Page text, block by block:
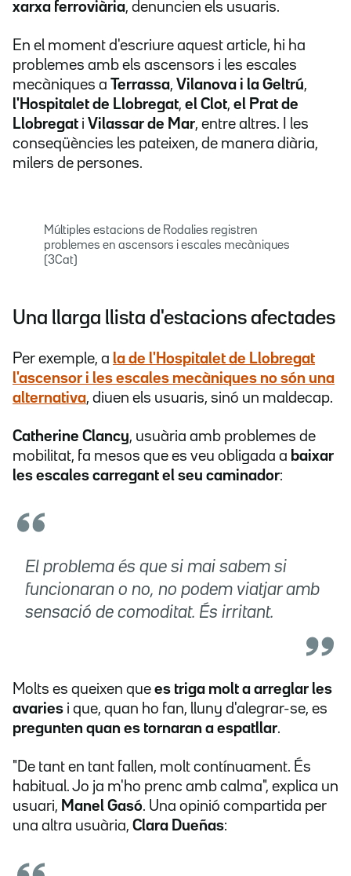
xarxa ferroviària, denuncien els usuaris.
En el moment d'escriure aquest article, hi ha
problemes amb els ascensors i les escales
mecàniques a Terrassa, Vilanova i la Geltrú,
l'Hospitalet de Llobregat, el Clot, el Prat de
Llobregat i Vilassar de Mar, entre altres. I les
conseqüències les pateixen, de manera diària,
milers de persones.
Múltiples estacions de Rodalies registren
problemes en ascensors i escales mecàniques
(3Cat)
Una llarga llista d'estacions afectades
Per exemple, a la de l'Hospitalet de Llobregat
l'ascensor i les escales mecàniques no són una
alternativa, diuen els usuaris, sinó un maldecap.
Catherine Clancy, usuària amb problemes de
mobilitat, fa mesos que es veu obligada a baixar
les escales carregant el seu caminador:
El problema és que si mai sabem si
funcionaran o no, no podem viatjar amb
sensació de comoditat. És irritant.
Molts es queixen que es triga molt a arreglar les
avaries i que, quan ho fan, lluny d'alegrar-se, es
pregunten quan es tornaran a espatllar.
"De tant en tant fallen, molt contínuament. És
habitual. Jo ja m'ho prenc amb calma", explica un
usuari, Manel Gasó. Una opinió compartida per
una altra usuària, Clara Dueñas: